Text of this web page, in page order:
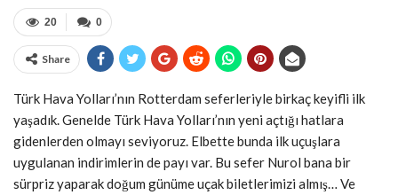
0
20
Share
Türk Hava Yolları’nın Rotterdam seferleriyle birkaç keyifli ilk
yaşadık. Genelde Türk Hava Yolları’nın yeni açtığı hatlara
gidenlerden olmayı seviyoruz. Elbette bunda ilk uçuşlara
uygulanan indirimlerin de payı var. Bu sefer Nurol bana bir
sürpriz yaparak doğum günüme uçak biletlerimizi almış… Ve